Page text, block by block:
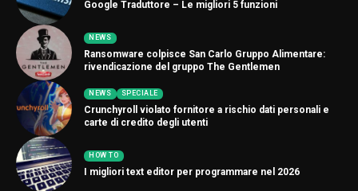
Google Traduttore – Le migliori 5 funzioni
NEWS
Ransomware colpisce San Carlo Gruppo Alimentare:
rivendicazione del gruppo The Gentlemen
NEWS SPECIALE
Crunchyroll violato fornitore a rischio dati personali e
carte di credito degli utenti
HOW TO
I migliori text editor per programmare nel 2026